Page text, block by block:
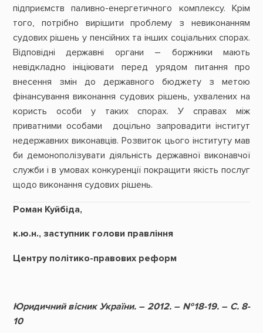
підприємств паливно-енергетичного комплексу. Крім
того, потрібно вирішити проблему з невиконанням
судових рішень у пенсійних та інших соціальних спорах.
Відповідні державні органи – боржники мають
невідкладно ініціювати перед урядом питання про
внесення змін до державного бюджету з метою
фінансування виконання судових рішень, ухвалених на
користь особи у таких спорах. У справах між
приватними особами доцільно запровадити інститут
недержавних виконавців. Розвиток цього інституту мав
би демонополізувати діяльність державної виконавчої
служби і в умовах конкуренції покращити якість послуг
щодо виконання судових рішень.
Роман Куйбіда,
к.ю.н., заступник голови правління
Центру політико-правових реформ
Юридичний вісник України. – 2012. – №18-19. – С. 8-
10